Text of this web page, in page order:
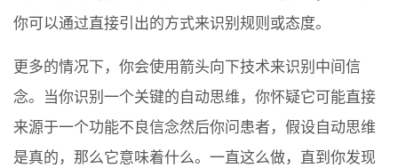
你可以通过直接引出的方式来识别规则或态度。
更多的情况下，你会使用箭头向下技术来识别中间信
念。当你识别一个关键的自动思维，你怀疑它可能直接
来源于一个功能不良信念然后你问患者，假设自动思维
是真的，那么它意味着什么。一直这么做，直到你发现